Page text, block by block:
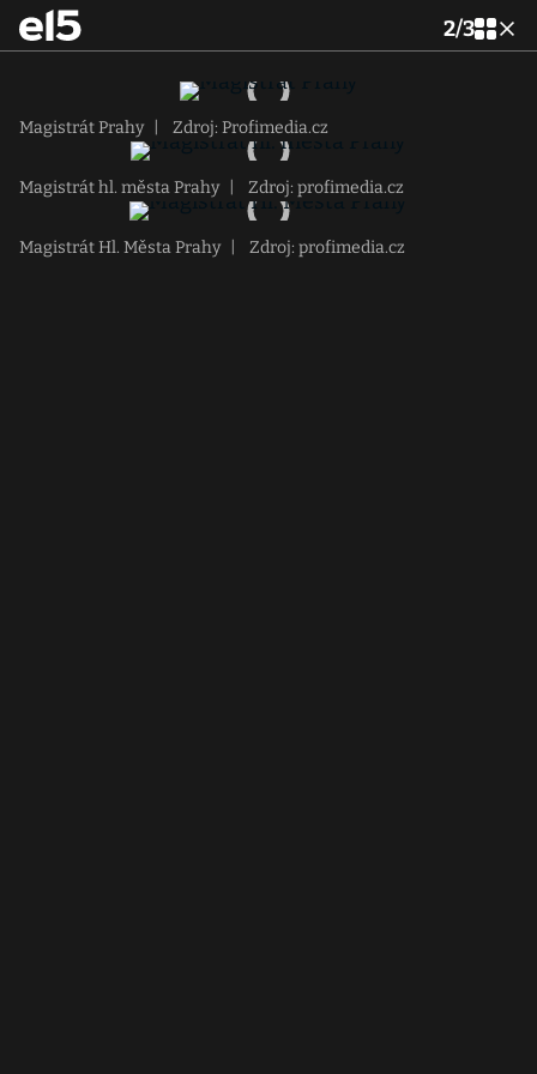
2/3
Magistrát Prahy Zdroj: Profimedia.cz
Magistrát hl. města Prahy Zdroj: profimedia.cz
Magistrát Hl. Města Prahy Zdroj: profimedia.cz